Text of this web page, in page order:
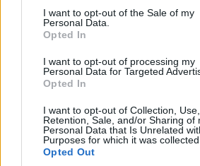
consent section.
I want to opt-out of the Sale of my
Personal Data.
Opted In
I want to opt-out of processing my
Personal Data for Targeted
Opted In
I want to opt-out of Collection, Use,
Retention, Sale, and/or Sharing of
Personal Data that Is Unrelated
Purposes for which it was collected.
Opted Out
Több milliárd forint összegű
Groupama